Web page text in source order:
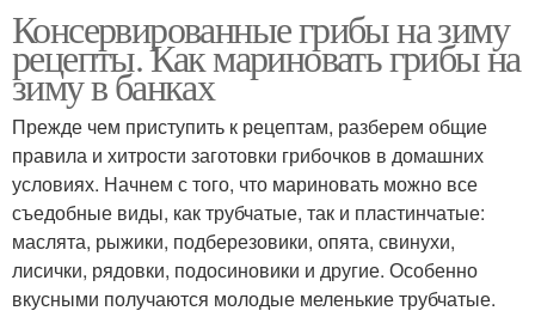
Консервированные грибы на зиму
рецепты. Как мариновать грибы на
зиму в банках
Прежде чем приступить к рецептам, разберем общие
правила и хитрости заготовки грибочков в домашних
условиях. Начнем с того, что мариновать можно все
съедобные виды, как трубчатые, так и пластинчатые:
маслята, рыжики, подберезовики, опята, свинухи,
лисички, рядовки, подосиновики и другие. Особенно
вкусными получаются молодые меленькие трубчатые.